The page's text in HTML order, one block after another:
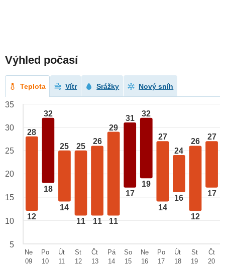
Výhled počasí
Teplota Vítr Srážky Nový sníh
28
12
32
18
25
14
25
11
26
11
29
11
31
17
32
19
27
14
24
16
26
12
27
17
35
30
25
20
15
10
5
Ne
09
Po
10
Út
11
St
12
Čt
13
Pá
14
So
15
Ne
16
Po
17
Út
18
St
19
Čt
20